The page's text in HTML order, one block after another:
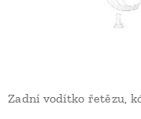
Zadní vodítko řetězu,